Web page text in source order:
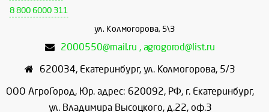
8 800 6000 311
ул. Колмогорова, 5\3
2000550@mail.ru , agrogorod@list.ru
620034, Екатеринбург, ул. Колмогорова, 5/3
ООО АгроГород, Юр. адрес: 620092, РФ, г. Екатеринбург,
ул. Владимира Высоцкого, д.22, оф.3